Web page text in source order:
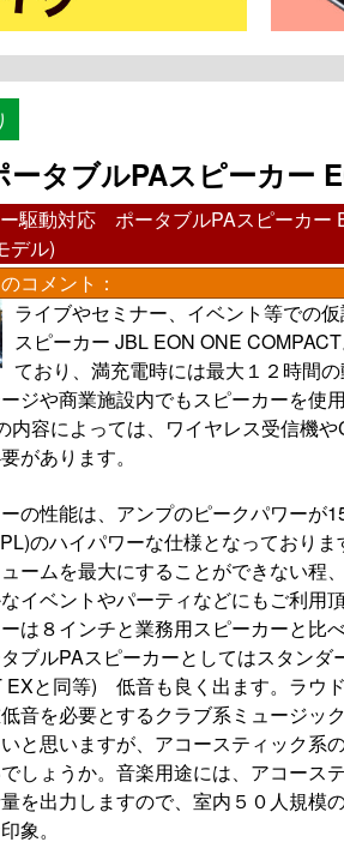
タブルPAスピーカー
駆動対応 ポータブルPAスピーカー
デル)
コメント：
ライブやセミナー、イベント等での
スピーカー JBL EON ONE
ており、満充電時には最大１２時間
ジや商業施設内でもスピーカーを使
内容によっては、ワイヤレス受信機
があります。
の性能は、アンプのピークパワーが
のハイパワーな仕様となっており
ームを最大にすることができない程
イベントやパーティなどにもご利用
は８インチと業務用スピーカーと比
ブルPAスピーカーとしてはスタン
EXと同等) 低音も良く出ます。ラウ
音を必要とするクラブ系ミュージッ
と思いますが、アコースティック系
しょうか。音楽用途には、アコース
を出力しますので、室内５０人規模
象。